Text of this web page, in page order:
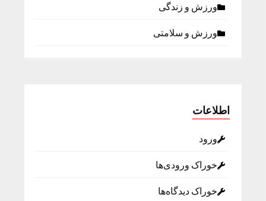
ورزش و زندگی
ورزش و سلامتی
اطلاعات
ورود
خوراک ورودی‌ها
خوراک دیدگاه‌ها